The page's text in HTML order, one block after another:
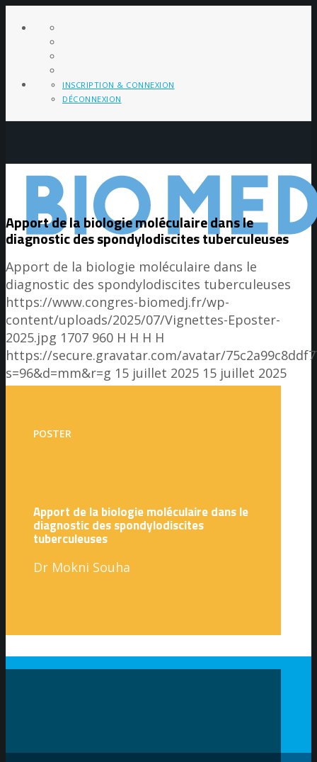
INSCRIPTION & CONNEXION
DÉCONNEXION
Apport de la biologie moléculaire dans le
diagnostic des spondylodiscites tuberculeuses
Apport de la biologie moléculaire dans le
diagnostic des spondylodiscites tuberculeuses
https://www.congres-biomedj.fr/wp-
content/uploads/2025/07/Vignettes-Eposter-
2025.jpg 1707 960 H H H H
https://secure.gravatar.com/avatar/
s=96&d=mm&r=g 15 juillet 2025 15 juillet 2025
POSTER
Apport de la biologie moléculaire dans le
diagnostic des spondylodiscites
tuberculeuses
Dr Mokni Souha